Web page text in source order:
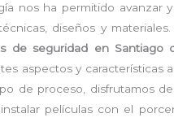
nos ha permitido avanzar
diseños y
de seguridad en Santiago
aspectos y características
de proceso, disfrutamos del
películas con el